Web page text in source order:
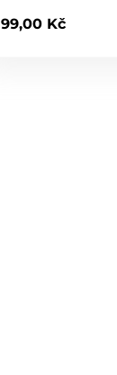
99,00 Kč